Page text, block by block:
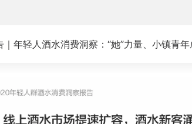
｜年轻人酒水消费洞察：“她”力量、小镇青